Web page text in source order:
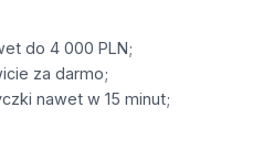
do 4 000 PLN;
za darmo;
nawet w 15 minut;